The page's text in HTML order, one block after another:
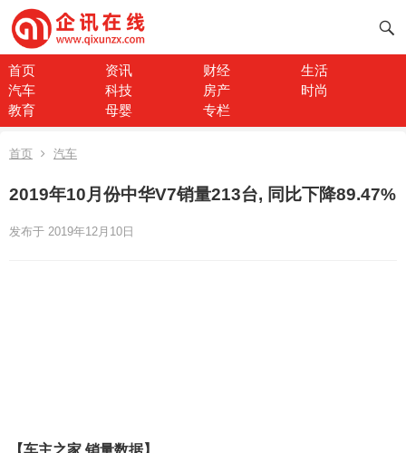
首页 资讯 财经
生活
汽车
科技 房产
时尚
教育
母婴 专栏
首页 汽车
2019年10月份中华V7销量213台, 同比下降89.47%
发布于 2019年12月10日
【车主之家 销量数据】